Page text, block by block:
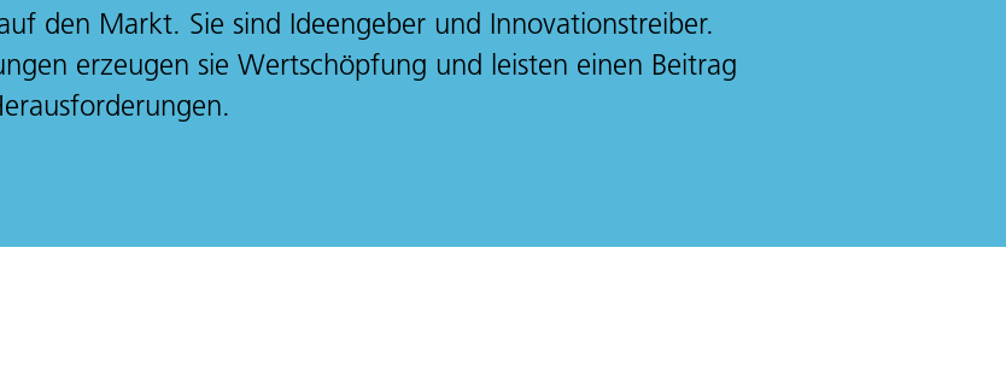
den Markt. Sie sind Ideengeber und Innovationstreiber.
erzeugen sie Wertschöpfung und leisten einen Beitrag